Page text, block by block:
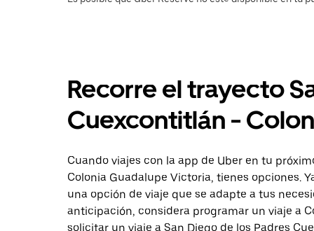
Recorre el trayecto
Cuexcontitlán -
Cuando viajes con la app de Uber en tu
Colonia Guadalupe Victoria, tienes opciones.
una opción de viaje que se adapte a tus
anticipación, considera programar un viaje a
solicitar un viaje a San Diego de los Padres